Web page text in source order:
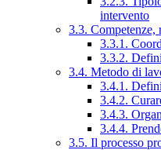
intervento
3.3.
3.3.1.
3.3.2.
3.4. Metodo di
3.4.1.
3.4.2.
3.4.3.
3.4.4.
3.5. Il processo